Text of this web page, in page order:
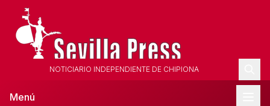
NOTICIARIO INDEPENDIENTE DE CHIPIONA
Menú